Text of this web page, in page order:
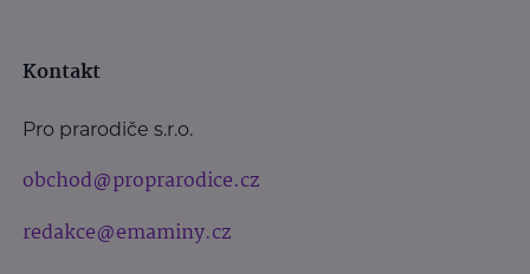
Kontakt
Pro prarodiče s.r.o.
obchod@proprarodice.cz
redakce@emaminy.cz